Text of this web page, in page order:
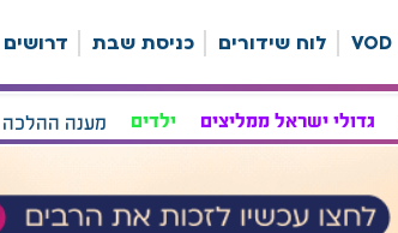
VOD לוח שידורים כניסת שבת דרושים
גדולי ישראל ממליצים ילדים מענה ההלכה